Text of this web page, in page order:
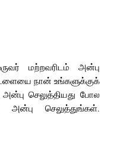
மற்றவரிடம் அன்பு
நான் உங்களுக்குக்
செலுத்தியது போல
அன்பு செலுத்துங்கள்.